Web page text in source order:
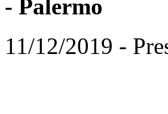
- Palermo
11/12/2019 -